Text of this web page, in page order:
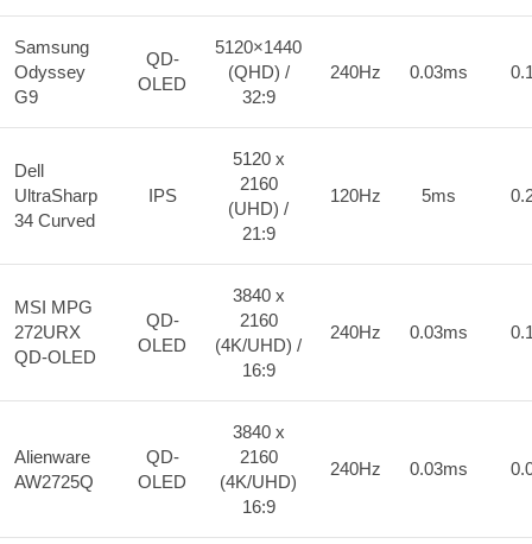
Samsung
Odyssey
G9
QD-
OLED
5120×1440
(QHD) /
32:9
240Hz 0.03ms
Dell
UltraSharp
34 Curved
IPS
5120 x
2160
(UHD) /
21:9
120Hz 5ms
MSI MPG
272URX
QD-OLED
QD-
OLED
3840 x
2160
(4K/UHD) /
16:9
240Hz 0.03ms
Alienware
AW2725Q
QD-
OLED
3840 x
2160
(4K/UHD)
16:9
240Hz 0.03ms